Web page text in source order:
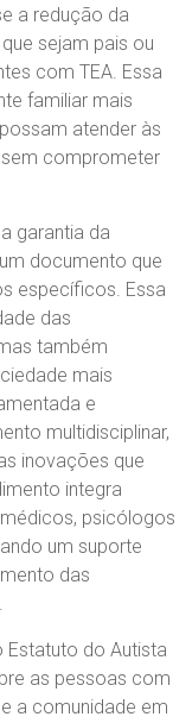
a redução da
sejam pais ou
com TEA. Essa
familiar mais
atender às
comprometer
garantia da
documento que
específicos. Essa
das
também
mais
e
multidisciplinar,
inovações que
integra
psicólogos
um suporte
das
Estatuto do Autista
as pessoas com
a comunidade em